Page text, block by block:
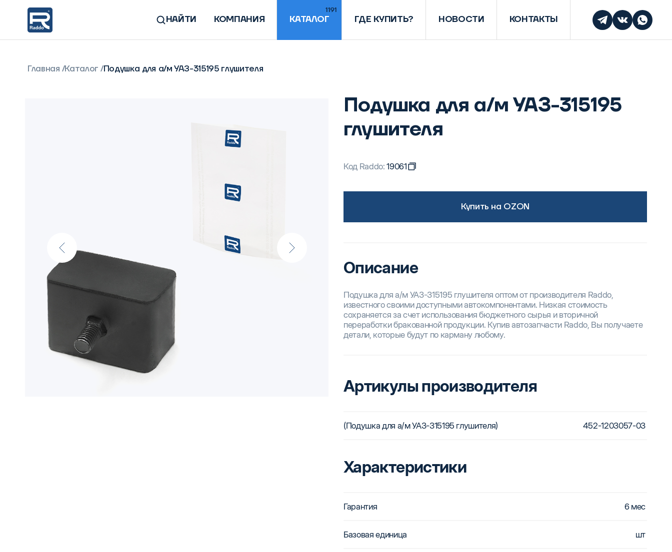
НАЙТИ КОМПАНИЯ КАТАЛОГ
1191
ГДЕ КУПИТЬ? НОВОСТИ КОНТАКТЫ
Главная Каталог Подушка для а/м УАЗ-315195 глушителя
Подушка для а/м УАЗ-315195
глушителя
Код Raddo:19061
Купить на OZON
Описание
Подушка для а/м УАЗ-315195 глушителя оптом от производителя Raddo,
известного своими доступными автокомпонентами. Низкая стоимость
сохраняется за счет использования бюджетного сырья и вторичной
переработки бракованной продукции. Купив автозапчасти Raddo, Вы получаете
детали, которые будут по карману любому.
Артикулы производителя
(Подушка для а/м УАЗ-315195 глушителя) 452-1203057-03
Характеристики
Гарантия 6 мес
Базовая единица шт